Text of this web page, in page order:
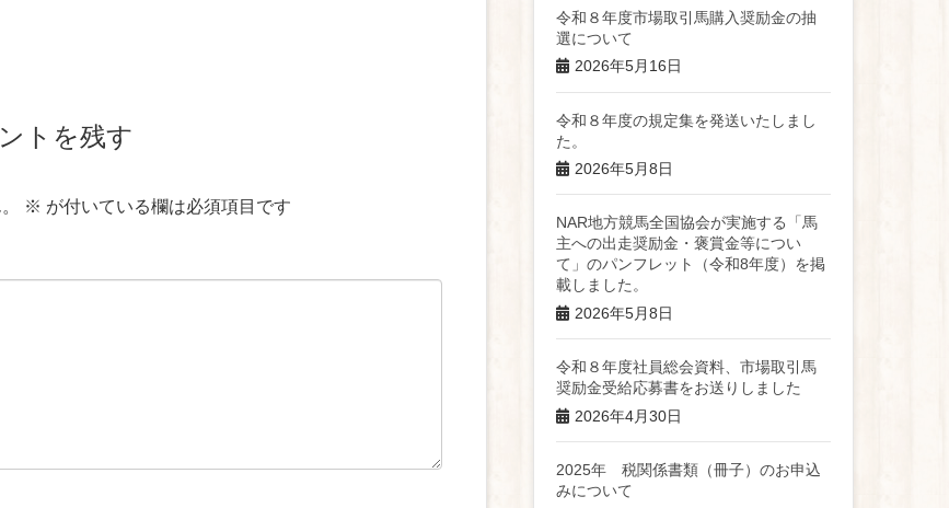
トを残す
※ が付いている欄は必須項目です
令和８年度市場取引馬購入奨励金の抽
選について
2026年5月16日
令和８年度の規定集を発送いたしまし
た。
2026年5月8日
NAR地方競馬全国協会が実施する「馬
主への出走奨励金・褒賞金等につい
て」のパンフレット（令和8年度）を掲
載しました。
2026年5月8日
令和８年度社員総会資料、市場取引馬
奨励金受給応募書をお送りしました
2026年4月30日
2025年 税関係書類（冊子）のお申込
みについて